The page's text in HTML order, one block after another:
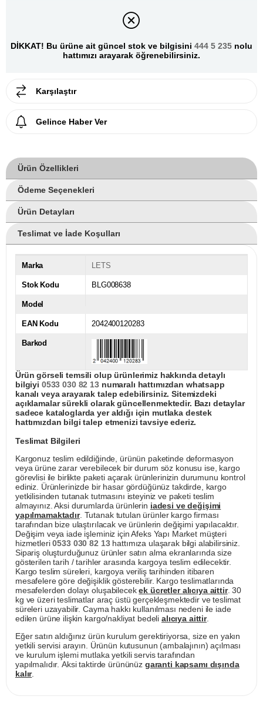
DİKKAT! Bu ürüne ait güncel stok ve bilgisini 444 5 235 nolu
hattımızı arayarak öğrenebilirsiniz.
Karşılaştır
Gelince Haber Ver
Ürün Özellikleri
Ödeme Seçenekleri
Ürün Detayları
Teslimat ve İade Koşulları
Marka LETS
Stok Kodu BLG008638
Model
EAN Kodu 2042400120283
Barkod
Ürün görseli temsili olup ürünlerimiz hakkında detaylı
bilgiyi 0533 030 82 13numaralı hattımızdan whatsapp
kanalı veya arayarak talep edebilirsiniz. Sitemizdeki
açıklamalar sürekli olarak güncellenmektedir. Bazı detaylar
sadece kataloglarda yer aldığı için mutlaka destek
hattımızdan bilgi talep etmenizi tavsiye ederiz.
Teslimat Bilgileri
Kargonuz teslim edildiğinde, ürünün paketinde deformasyon
veya ürüne zarar verebilecek bir durum söz konusu ise, kargo
görevlisi ile birlikte paketi açarak ürünlerinizin durumunu kontrol
ediniz. Ürünlerinizde bir hasar gördüğünüz takdirde, kargo
yetkilisinden tutanak tutmasını isteyiniz ve paketi teslim
almayınız. Aksi durumlarda ürünlerin iadesi ve değişimi
yapılmamaktadır. Tutanak tutulan ürünler kargo firması
tarafından bize ulaştırılacak ve ürünlerin değişimi yapılacaktır.
Değişim veya iade işleminiz için Afeks Yapı Market müşteri
hizmetleri0533 030 82 13hattımıza ulaşarak bilgi alabilirsiniz.
Sipariş oluşturduğunuz ürünler satın alma ekranlarında size
gösterilen tarih / tarihler arasında kargoya teslim edilecektir.
Kargo teslim süreleri, kargoya veriliş tarihinden itibaren
mesafelere göre değişiklik gösterebilir. Kargo teslimatlarında
mesafelerden dolayı oluşabilecekek ücretler alıcıya aittir. 30
kg ve üzeri teslimatlar araç üstü gerçekleşmektedir ve teslimat
süreleri uzayabilir. Cayma hakkı kullanılması nedeni ile iade
edilen ürüne ilişkin kargo/nakliyat bedeli alıcıya aittir.
Eğer satın aldığınız ürün kurulum gerektiriyorsa, size en yakın
yetkili servisi arayın. Ürünün kutusunun (ambalajının) açılması
ve kurulum işlemi mutlaka yetkili servis tarafından
yapılmalıdır. Aksi taktirde ürününüz garanti kapsamı dışında
kalır.